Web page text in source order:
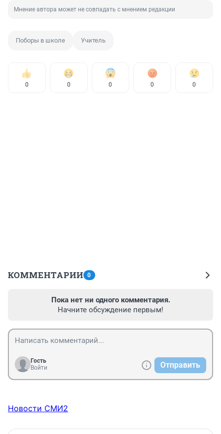
Мнение автора может не совпадать с мнением редакции
Поборы в школе Учитель
0 0 0 0 0
КОММЕНТАРИИ 0
Пока нет ни одного комментария.
Начните обсуждение первым!
Гость
Войти
Отправить
Новости СМИ2